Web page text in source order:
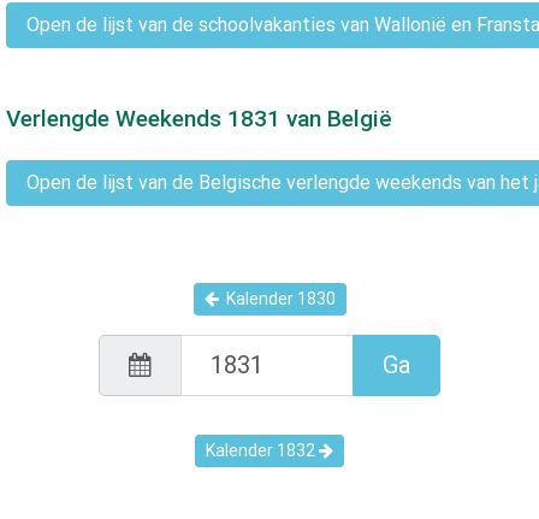
Open de lijst van de schoolvakanties van Wallonië en
Verlengde Weekends 1831 van België
Open de lijst van de Belgische verlengde weekends van het
Kalender 1830
Ga
Kalender 1832